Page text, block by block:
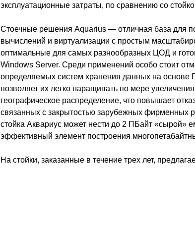
эксплуатационные затраты, по сравнению со
Стоечные решения Aquarius — отличная база для
вычислений и виртуализации с простым
оптимальные для самых разнообразных ЦОД и
Windows Server. Среди применений особо стоит
определяемых систем хранения данных на основе
позволяет их легко наращивать по мере
географическое распределение, что повышает
связанных с закрытостью зарубежных фирменных
стойка Аквариус может нести до 2 ПБайт «сырой»
эффективный элемент построения
На стойки, заказанные в течение трех лет,